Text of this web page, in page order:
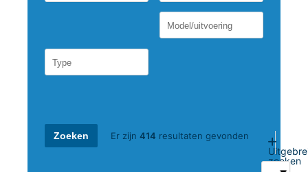
Er zijn 414 resultaten gevonden
zoeken